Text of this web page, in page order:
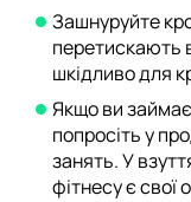
Зашнуруйте
перетискають
шкідливо для
Якщо ви
попросіть у
занять. У
фітнесу є свої